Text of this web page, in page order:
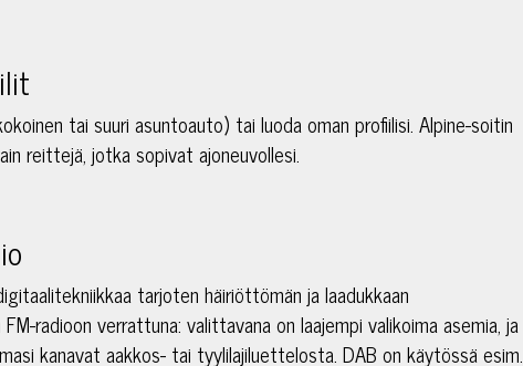
tai suuri asuntoauto) tai luoda oman profiilisi. Alpine-soitin
reittejä, jotka sopivat ajoneuvollesi.
tarjoten häiriöttömän ja laadukkaan
radioon verrattuna: valittavana on laajempi valikoima asemia, ja
kanavat aakkos- tai tyylilajiluettelosta. DAB on käytössä esim.